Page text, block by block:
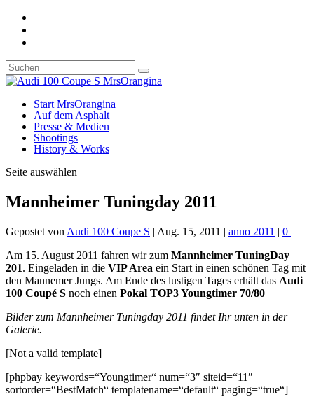
Start MrsOrangina
Auf dem Asphalt
Presse & Medien
Shootings
History & Works
Seite auswählen
Mannheimer Tuningday 2011
Gepostet von Audi 100 Coupe S | Aug. 15, 2011 | anno 2011 | 0 |
Am 15. August 2011 fahren wir zum Mannheimer TuningDay
201. Eingeladen in die VIP Area ein Start in einen schönen Tag mit
den Mannemer Jungs. Am Ende des lustigen Tages erhält das Audi
100 Coupé S noch einen Pokal TOP3 Youngtimer 70/80
Bilder zum Mannheimer Tuningday 2011 findet Ihr unten in der
Galerie.
[Not a valid template]
[phpbay keywords=“Youngtimer“ num=“3″ siteid=“11″
sortorder=“BestMatch“ templatename=“default“ paging=“true“]